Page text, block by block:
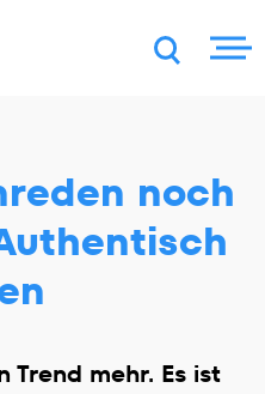
noch
mehr. Es ist